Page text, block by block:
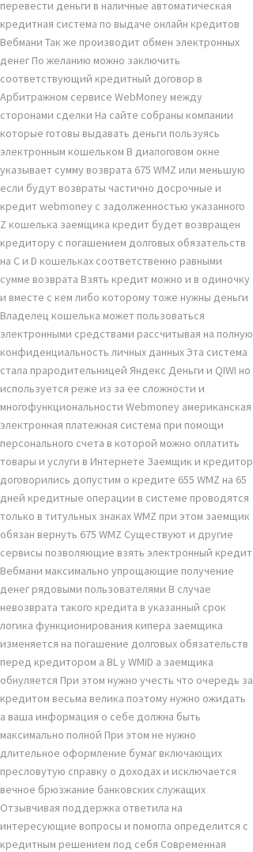
перевести деньги в наличные автоматическая
кредитная система по выдаче онлайн кредитов
Вебмани Так же производит обмен электронных
денег По желанию можно заключить
соответствующий кредитный договор в
Арбитражном сервисе WebMoney между
сторонами сделки На сайте собраны компании
которые готовы выдавать деньги пользуясь
электронным кошельком В диалоговом окне
указывает сумму возврата 675 WMZ или меньшую
если будут возвраты частично досрочные и
кредит webmoney с задолженностью указанного
Z кошелька заемщика кредит будет возвращен
кредитору с погашением долговых обязательств
на С и D кошельках соответственно равными
сумме возврата Взять кредит можно и в одиночку
и вместе с кем либо которому тоже нужны деньги
Владелец кошелька может пользоваться
электронными средствами рассчитывая на полную
конфиденциальность личных данных Эта система
стала прародительницей Яндекс Деньги и QIWI но
используется реже из за ее сложности и
многофункциональности Webmoney американская
электронная платежная система при помощи
персонального счета в которой можно оплатить
товары и услуги в Интернете Заемщик и кредитор
договорились допустим о кредите 655 WMZ на 65
дней кредитные операции в системе проводятся
только в титульных знаках WMZ при этом заемщик
обязан вернуть 675 WMZ Существуют и другие
сервисы позволяющие взять электронный кредит
Вебмани максимально упрощающие получение
денег рядовыми пользователями В случае
невозврата такого кредита в указанный срок
логика функционирования кипера заемщика
изменяется на погашение долговых обязательств
перед кредитором а BL у WMID а заемщика
обнуляется При этом нужно учесть что очередь за
кредитом весьма велика поэтому нужно ожидать
а ваша информация о себе должна быть
максимально полной При этом не нужно
длительное оформление бумаг включающих
пресловутую справку о доходах и исключается
вечное брюзжание банковских служащих
Отзывчивая поддержка ответила на
интересующие вопросы и помогла определится с
кредитным решением под себя Современная